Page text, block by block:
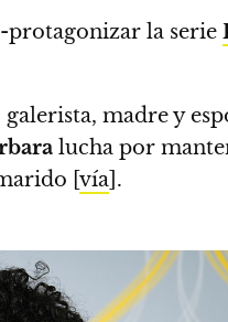
protagonizar la serie
galerista, madre y
lucha por
vía ].